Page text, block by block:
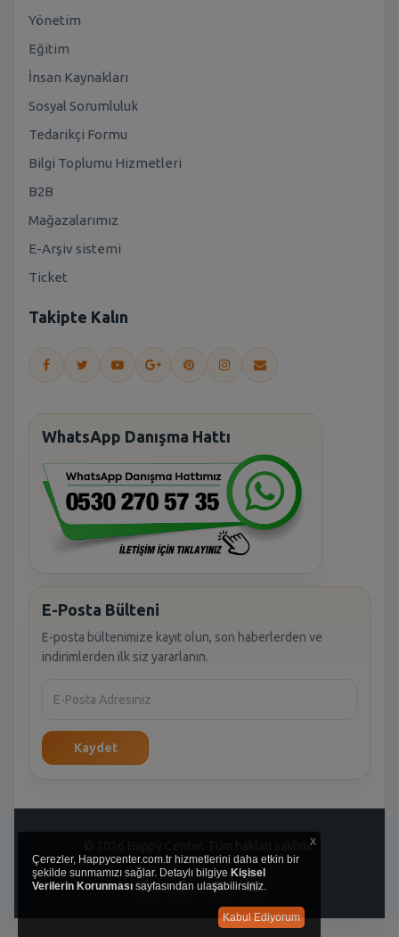
Yönetim
Eğitim
İnsan Kaynakları
Sosyal Sorumluluk
Tedarikçi Formu
Bilgi Toplumu Hizmetleri
B2B
Mağazalarımız
E-Arşiv sistemi
Ticket
Takipte Kalın
WhatsApp Danışma Hattı
E-Posta Bülteni
E-posta bültenimize kayıt olun, son haberlerden ve
indirimlerden ilk siz yararlanın.
Kaydet
© 2026 Happy Center. Tüm hakları saklıdır.
x
Çerezler, Happycenter.com.tr hizmetlerini daha etkin bir
şekilde sunmamızı sağlar. Detaylı bilgiye Kişisel
Verilerin Korunması sayfasından ulaşabilirsiniz.
Kabul Ediyorum